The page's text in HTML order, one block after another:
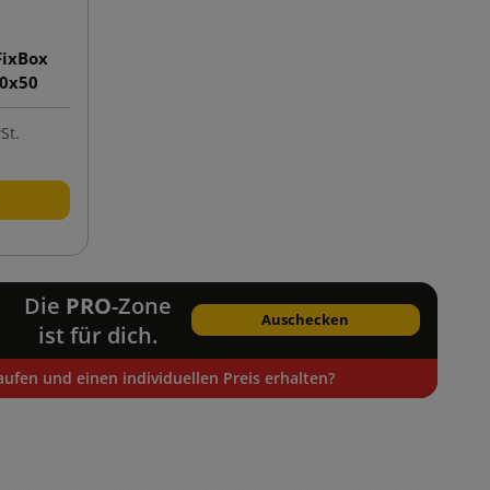
Die PRO-Zone
ist für dich.
Auschecken
und einen individuellen Preis erhalten?